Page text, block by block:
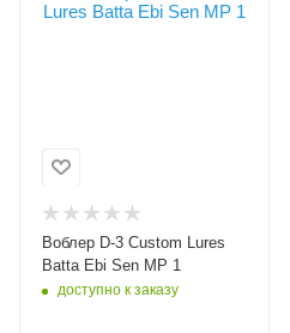
1
Длина приманки, мм
Вес приманки, гр
2.5
Плавучесть
Воблер D-3 Custom Lures
Batta Ebi Sen MP 1
доступно к заказу